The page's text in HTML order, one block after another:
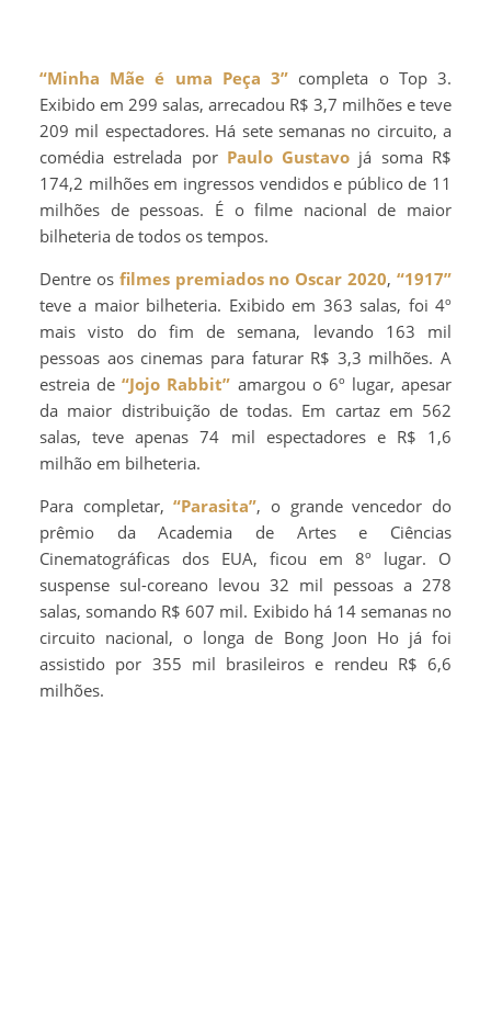
“Minha Mãe é uma Peça 3” completa o Top 3.
Exibido em 299 salas, arrecadou R$ 3,7 milhões e teve
209 mil espectadores. Há sete semanas no circuito, a
comédia estrelada por Paulo Gustavo já soma R$
174,2 milhões em ingressos vendidos e público de 11
milhões de pessoas. É o filme nacional de maior
bilheteria de todos os tempos.
Dentre os filmes premiados no Oscar 2020,“1917”
teve a maior bilheteria. Exibido em 363 salas, foi 4º
mais visto do fim de semana, levando 163 mil
pessoas aos cinemas para faturar R$ 3,3 milhões. A
estreia de“Jojo Rabbit” amargou o 6º lugar, apesar
da maior distribuição de todas. Em cartaz em 562
salas, teve apenas 74 mil espectadores e R$ 1,6
milhão em bilheteria.
Para completar,“Parasita”, o grande vencedor do
prêmio da Academia de Artes e Ciências
Cinematográficas dos EUA, ficou em 8º lugar. O
suspense sul-coreano levou 32 mil pessoas a 278
salas, somando R$ 607 mil. Exibido há 14 semanas no
circuito nacional, o longa de Bong Joon Ho já foi
assistido por 355 mil brasileiros e rendeu R$ 6,6
milhões.